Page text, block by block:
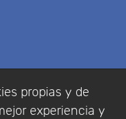
propias y de
experiencia y